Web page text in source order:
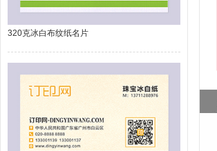
320克冰白布纹纸名片